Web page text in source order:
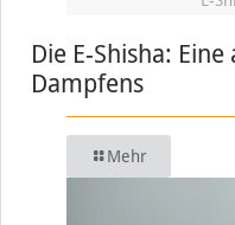
Die E-Shisha:
Dampfens
Mehr